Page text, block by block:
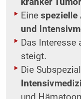
Eine spezielle
und
Das Interesse
steigt.
Die